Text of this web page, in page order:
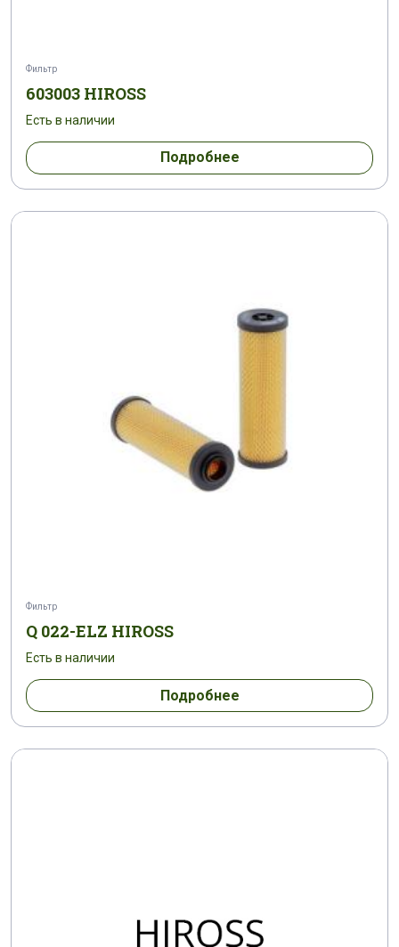
Фильтр
603003 HIROSS
Есть в наличии
Подробнее
Фильтр
Q 022-ELZ HIROSS
Есть в наличии
Подробнее